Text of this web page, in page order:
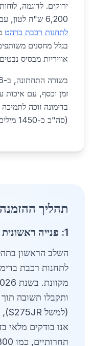
ירוקים. לדוגמה,
6,200 ש"ח לטון, עם ערבות 10 שנים. השוואה ל
לתחנות רכבת ברהט
בגלל מחסנים
אוויריות מבסיס
זמן וכסף, עם איכות
בדימונה זוכה
(סה"כ כ-1450 מילים)
תהליך
1: פנייה ראשונית והצעת מחיר
השלב הראשון
לתחנות רכבת
מקוונת. בשנת 2026, צרו קשר דרך
ותקבלו תשובה
אנו בודקים מלאי